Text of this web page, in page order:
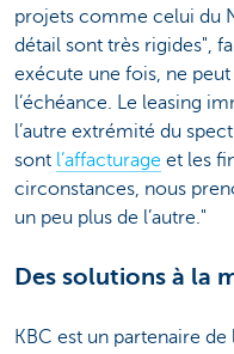
projets comme celui du
détail sont très rigides",
exécute une fois, ne peut
l’échéance. Le leasing
l’autre extrémité du
sont l’affacturage et les
circonstances, nous
un peu plus de l’autre."
Des solutions à la
KBC est un partenaire